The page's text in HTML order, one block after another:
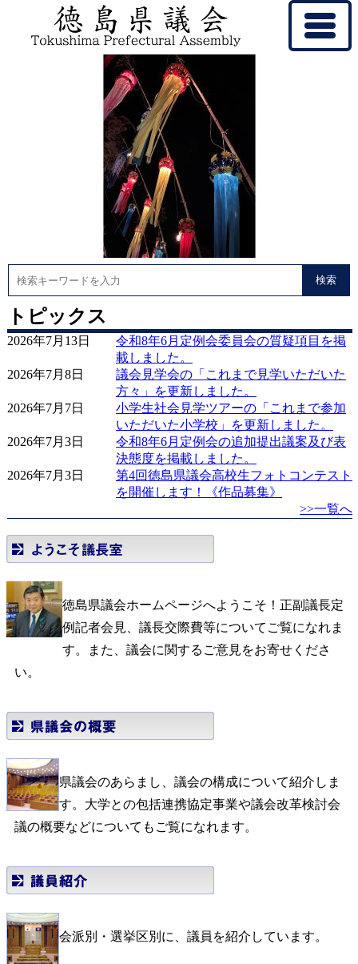
検索
徳
島
県
議
会
トピックス
2026年7月13日
令和8年6月定例会委員会の質疑項目を掲
載しました。
2026年7月8日
議会見学会の「これまで見学いただいた
方々」を更新しました。
2026年7月7日
小学生社会見学ツアーの「これまで参加
いただいた小学校」を更新しました。
2026年7月3日
令和8年6月定例会の追加提出議案及び表
決態度を掲載しました。
2026年7月3日
第4回徳島県議会高校生フォトコンテスト
を開催します！《作品募集》
>>一覧へ
徳島県議会ホームページへようこそ！正副議長定
例記者会見、議長交際費等についてご覧になれま
す。また、議会に関するご意見をお寄せくださ
い。
県議会のあらまし、議会の構成について紹介しま
す。大学との包括連携協定事業や議会改革検討会
議の概要などについてもご覧になれます。
会派別・選挙区別に、議員を紹介しています。